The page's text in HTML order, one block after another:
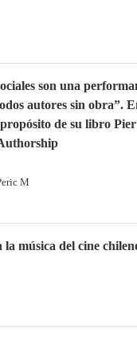
son una
autores sin obra”.
de su libro
M
música del cine